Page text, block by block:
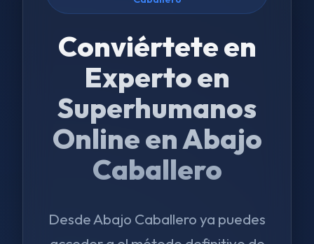
Conviértete en
Experto en
Superhumanos
Online en Abajo
Caballero
Desde Abajo Caballero ya puedes